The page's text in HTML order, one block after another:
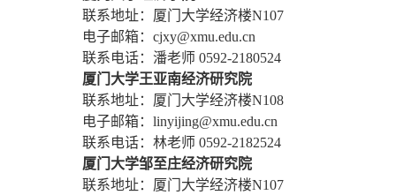
联系地址：厦门大学经济楼N107
电子邮箱：cjxy@xmu.edu.cn
联系电话：潘老师 0592-2180524
厦门大学王亚南经济研究院
联系地址：厦门大学经济楼N108
电子邮箱：linyijing@xmu.edu.cn
联系电话：林老师 0592-2182524
厦门大学邹至庄经济研究院
联系地址：厦门大学经济楼N107